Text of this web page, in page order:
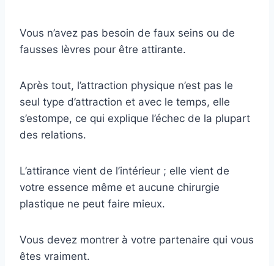
Vous n’avez pas besoin de faux seins ou de
fausses lèvres pour être attirante.
Après tout, l’attraction physique n’est pas le
seul type d’attraction et avec le temps, elle
s’estompe, ce qui explique l’échec de la plupart
des relations.
L’attirance vient de l’intérieur ; elle vient de
votre essence même et aucune chirurgie
plastique ne peut faire mieux.
Vous devez montrer à votre partenaire qui vous
êtes vraiment.